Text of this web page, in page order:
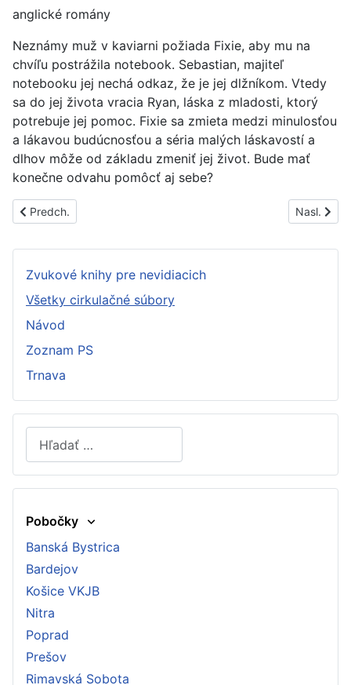
anglické romány
Neznámy muž v kaviarni požiada Fixie, aby mu na
chvíľu postrážila notebook. Sebastian, majiteľ
notebooku jej nechá odkaz, že je jej dlžníkom. Vtedy
sa do jej života vracia Ryan, láska z mladosti, ktorý
potrebuje jej pomoc. Fixie sa zmieta medzi minulosťou
a lákavou budúcnosťou a séria malých láskavostí a
dlhov môže od základu zmeniť jej život. Bude mať
konečne odvahu pomôcť aj sebe?
Predchádzajúci článok: PS1530C
Predch. Nasl.
Zvukové knihy pre nevidiacich
Všetky cirkulačné súbory
Návod
Zoznam PS
Trnava
Hľadať
Type 2 or more characters for results.
Pobočky
Banská Bystrica
Bardejov
Košice VKJB
Nitra
Poprad
Prešov
Rimavská Sobota